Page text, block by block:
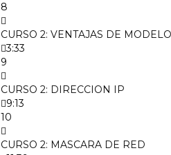
8
CURSO 2: VENTAJAS DE
3:33
9
CURSO 2: DIRECCION IP
9:13
10
CURSO 2: MASCARA DE RED